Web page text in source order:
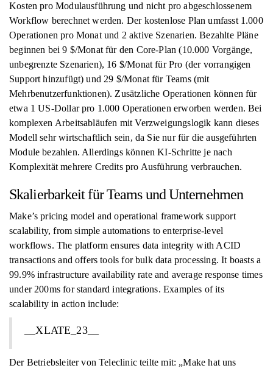
Kosten pro Modulausführung und nicht pro abgeschlossenem
Workflow berechnet werden. Der kostenlose Plan umfasst 1.000
Operationen pro Monat und 2 aktive Szenarien. Bezahlte Pläne
beginnen bei 9 $/Monat für den Core-Plan (10.000 Vorgänge,
unbegrenzte Szenarien), 16 $/Monat für Pro (der vorrangigen
Support hinzufügt) und 29 $/Monat für Teams (mit
Mehrbenutzerfunktionen). Zusätzliche Operationen können für
etwa 1 US-Dollar pro 1.000 Operationen erworben werden. Bei
komplexen Arbeitsabläufen mit Verzweigungslogik kann dieses
Modell sehr wirtschaftlich sein, da Sie nur für die ausgeführten
Module bezahlen. Allerdings können KI-Schritte je nach
Komplexität mehrere Credits pro Ausführung verbrauchen.
Skalierbarkeit für Teams und Unternehmen
Make’s pricing model and operational framework support
scalability, from simple automations to enterprise-level
workflows. The platform ensures data integrity with ACID
transactions and offers tools for bulk data processing. It boasts a
99.9% infrastructure availability rate and average response times
under 200ms for standard integrations. Examples of its
scalability in action include:
__XLATE_23__
Der Betriebsleiter von Teleclinic teilte mit: „Make hat uns